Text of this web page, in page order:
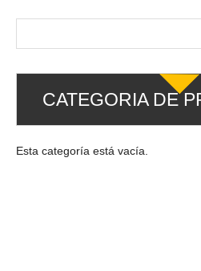
CATEGORIA DE
Esta categoría está vacía.